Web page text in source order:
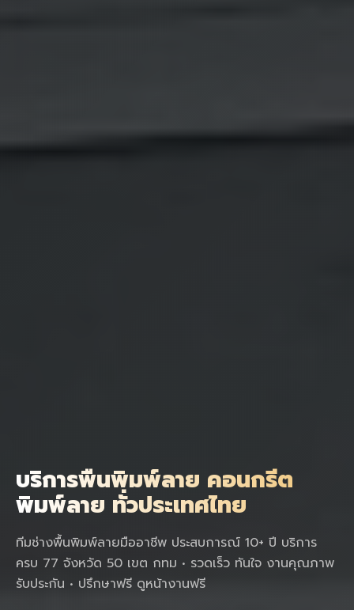
บริการพื้นพิมพ์ลาย คอนกรีต
พิมพ์ลาย ทั่วประเทศไทย
ทีมช่างพื้นพิมพ์ลายมืออาชีพ ประสบการณ์ 10+ ปี บริการ
ครบ 77 จังหวัด 50 เขต กทม • รวดเร็ว ทันใจ งานคุณภาพ
รับประกัน • ปรึกษาฟรี ดูหน้างานฟรี